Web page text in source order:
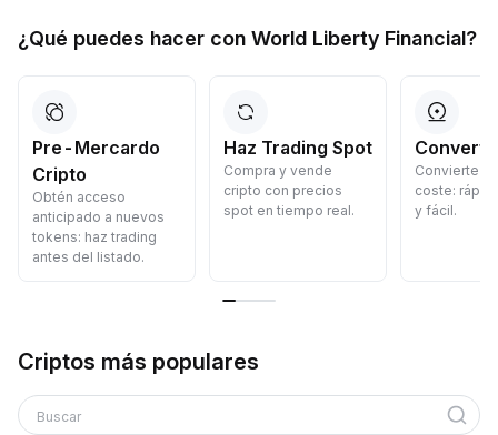
¿Qué puedes hacer con World Liberty Financial?
Pre-Mercardo
Cripto
Obtén acceso
anticipado a nuevos
tokens: haz trading
antes del listado.
Haz Trading Spot
Compra y vende
cripto con precios
spot en tiempo real.
Convertir
Convierte
coste:
y fácil.
Criptos más populares
Buscar